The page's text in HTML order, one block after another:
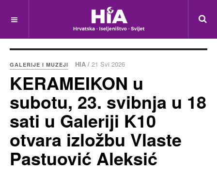
GALERIJE I MUZEJI HIA / 21 Svi 2026
KERAMEIKON u
subotu, 23. svibnja u 18
sati u Galeriji K10
otvara izložbu Vlaste
Pastuović Aleksić